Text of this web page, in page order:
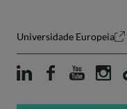
Universidade Europeia